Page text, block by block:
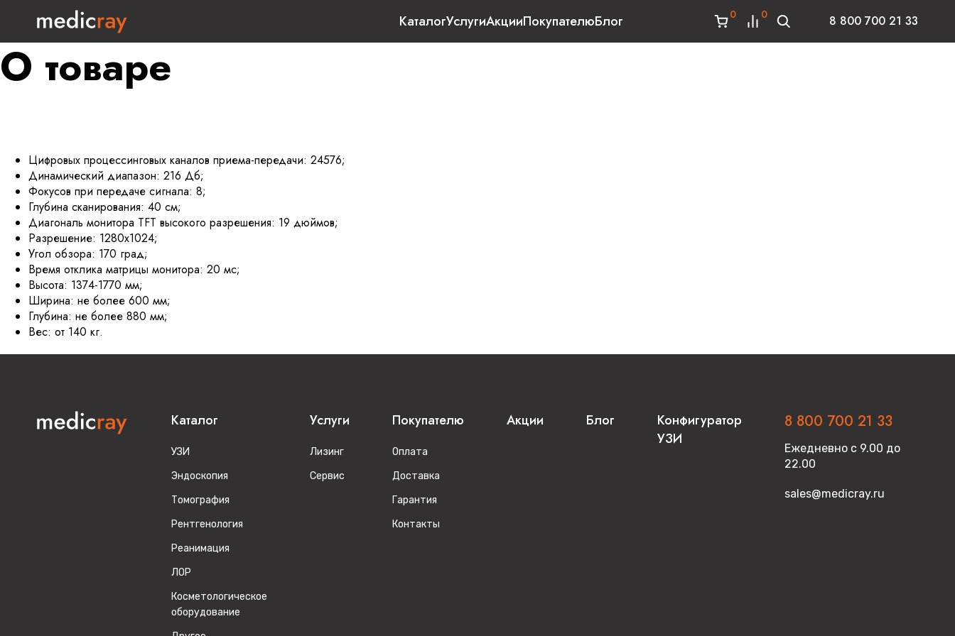
КаталогУслугиАкцииПокупателюБлог 0 0 8 800 700 21 33
О товаре
Цифровых процессинговых каналов приема-передачи: 24576;
Динамический диапазон: 216 Дб;
Фокусов при передаче сигнала: 8;
Глубина сканирования: 40 см;
Диагональ монитора TFT высокого разрешения: 19 дюймов;
Разрешение: 1280х1024;
Угол обзора: 170 град;
Время отклика матрицы монитора: 20 мс;
Высота: 1374-1770 мм;
Ширина: не более 600 мм;
Глубина: не более 880 мм;
Вес: от 140 кг.
Каталог
УЗИ
Эндоскопия
Томография
Рентгенология
Реанимация
ЛОР
Косметологическое
оборудование
Услуги
Лизинг
Сервис
Покупателю
Оплата
Доставка
Гарантия
Контакты
Акции Блог
Конфигуратор
УЗИ
8 800 700 21 33
Ежедневно с 9.00 до
22.00
sales@medicray.ru